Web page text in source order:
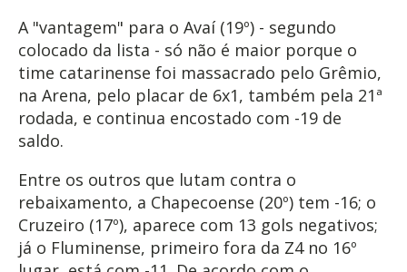
A "vantagem" para o Avaí (19º) - segundo
colocado da lista - só não é maior porque o
time catarinense foi massacrado pelo Grêmio,
na Arena, pelo placar de 6x1, também pela 21ª
rodada, e continua encostado com -19 de
saldo.
Entre os outros que lutam contra o
rebaixamento, a Chapecoense (20º) tem -16; o
Cruzeiro (17º), aparece com 13 gols negativos;
já o Fluminense, primeiro fora da Z4 no 16º